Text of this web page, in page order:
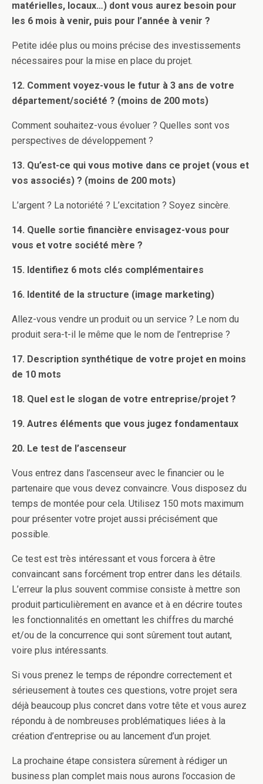
matérielles, locaux…) dont vous aurez besoin pour
les 6 mois à venir, puis pour l’année à venir ?
Petite idée plus ou moins précise des investissements
nécessaires pour la mise en place du projet.
12. Comment voyez-vous le futur à 3 ans de votre
département/société ? (moins de 200 mots)
Comment souhaitez-vous évoluer ? Quelles sont vos
perspectives de développement ?
13. Qu’est-ce qui vous motive dans ce projet (vous et
vos associés) ? (moins de 200 mots)
L’argent ? La notoriété ? L’excitation ? Soyez sincère.
14. Quelle sortie financière envisagez-vous pour
vous et votre société mère ?
15. Identifiez 6 mots clés complémentaires
16. Identité de la structure (image marketing)
Allez-vous vendre un produit ou un service ? Le nom du
produit sera-t-il le même que le nom de l’entreprise ?
17. Description synthétique de votre projet en moins
de 10 mots
18. Quel est le slogan de votre entreprise/projet ?
19. Autres éléments que vous jugez fondamentaux
20. Le test de l’ascenseur
Vous entrez dans l’ascenseur avec le financier ou le
partenaire que vous devez convaincre. Vous disposez du
temps de montée pour cela. Utilisez 150 mots maximum
pour présenter votre projet aussi précisément que
possible.
Ce test est très intéressant et vous forcera à être
convaincant sans forcément trop entrer dans les détails.
L’erreur la plus souvent commise consiste à mettre son
produit particulièrement en avance et à en décrire toutes
les fonctionnalités en omettant les chiffres du marché
et/ou de la concurrence qui sont sûrement tout autant,
voire plus intéressants.
Si vous prenez le temps de répondre correctement et
sérieusement à toutes ces questions, votre projet sera
déjà beaucoup plus concret dans votre tête et vous aurez
répondu à de nombreuses problématiques liées à la
création d’entreprise ou au lancement d’un projet.
La prochaine étape consistera sûrement à rédiger un
business plan complet mais nous aurons l’occasion de